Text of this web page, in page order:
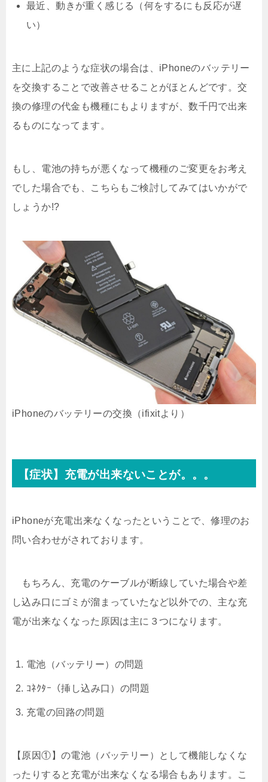
最近、動きが重く感じる（何をするにも反応が遅
い）
主に上記のような症状の場合は、iPhoneのバッテリー
を交換することで改善させることがほとんどです。交
換の修理の代金も機種にもよりますが、数千円で出来
るものになってます。
もし、電池の持ちが悪くなって機種のご変更をお考え
でした場合でも、こちらもご検討してみてはいかがで
しょうか!?
iPhoneのバッテリーの交換（ifixitより）
【症状】充電が出来ないことが。。。
iPhoneが充電出来なくなったということで、修理のお
問い合わせがされております。
もちろん、充電のケーブルが断線していた場合や差
し込み口にゴミが溜まっていたなど以外での、主な充
電が出来なくなった原因は主に３つになります。
電池（バッテリー）の問題
ｺﾈｸﾀｰ（挿し込み口）の問題
充電の回路の問題
【原因①】の電池（バッテリー）として機能しなくな
ったりすると充電が出来なくなる場合もあります。こ